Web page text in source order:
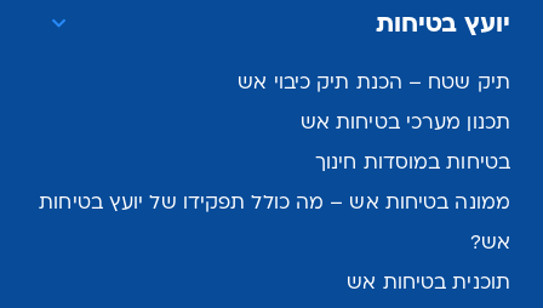
יועץ בטיחות
תיק שטח – הכנת תיק כיבוי אש
תכנון מערכי בטיחות אש
בטיחות במוסדות חינוך
ממונה בטיחות אש – מה כולל תפקידו של יועץ בטיחות
אש?
תוכנית בטיחות אש